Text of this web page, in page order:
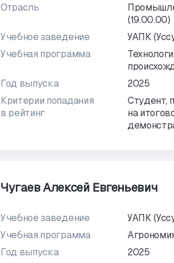
Отрасль
(19.00.00)
Учебное заведение
УАПК
Учебная программа
Год выпуска
2025
Критерии попадания
в рейтинг
Студент,
на
Чугаев Алексей Евгеньевич
Учебное заведение
УАПК
Учебная программа
Год выпуска
2025